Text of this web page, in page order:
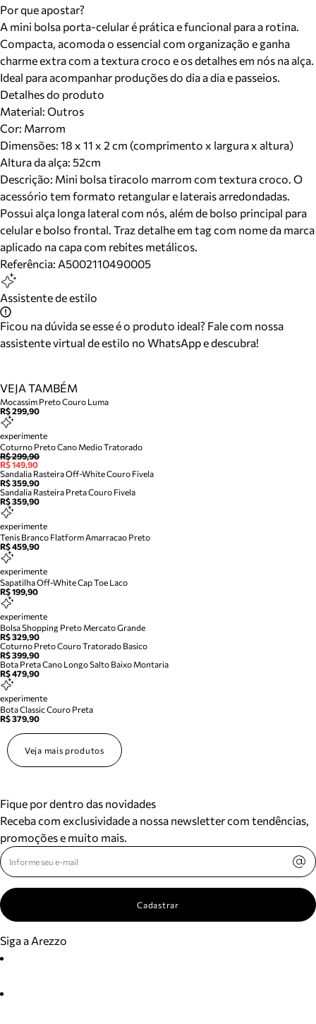
Por que apostar?
A mini bolsa porta-celular é prática e funcional para a rotina.
Compacta, acomoda o essencial com organização e ganha
charme extra com a textura croco e os detalhes em nós na alça.
Ideal para acompanhar produções do dia a dia e passeios.
Detalhes do produto
Material: Outros
Cor: Marrom
Dimensões: 18 x 11 x 2 cm (comprimento x largura x altura)
Altura da alça: 52cm
Descrição: Mini bolsa tiracolo marrom com textura croco. O
acessório tem formato retangular e laterais arredondadas.
Possui alça longa lateral com nós, além de bolso principal para
celular e bolso frontal. Traz detalhe em tag com nome da marca
aplicado na capa com rebites metálicos.
Referência: A5002110490005
Assistente de estilo
Ficou na dúvida se esse é o produto ideal? Fale com nossa
assistente virtual de estilo no WhatsApp e descubra!
VEJA TAMBÉM
Mocassim Preto Couro Luma
R$ 299,90
experimente
Coturno Preto Cano Medio Tratorado
R$ 299,90
R$ 149,90
Sandalia Rasteira Off-White Couro Fivela
R$ 359,90
Sandalia Rasteira Preta Couro Fivela
R$ 359,90
experimente
Tenis Branco Flatform Amarracao Preto
R$ 459,90
experimente
Sapatilha Off-White Cap Toe Laco
R$ 199,90
experimente
Bolsa Shopping Preto Mercato Grande
R$ 329,90
Coturno Preto Couro Tratorado Basico
R$ 399,90
Bota Preta Cano Longo Salto Baixo Montaria
R$ 479,90
experimente
Bota Classic Couro Preta
R$ 379,90
Veja mais produtos
Fique por dentro das novidades
Receba com exclusividade a nossa newsletter com tendências,
promoções e muito mais.
Cadastrar
Siga a Arezzo